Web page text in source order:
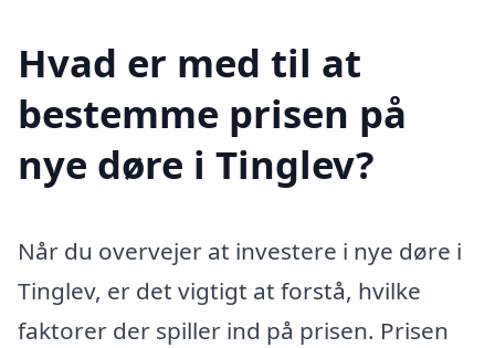
Hvad er med til at
bestemme prisen på
nye døre i Tinglev?
Når du overvejer at investere i nye døre i
Tinglev, er det vigtigt at forstå, hvilke
faktorer der spiller ind på prisen. Prisen